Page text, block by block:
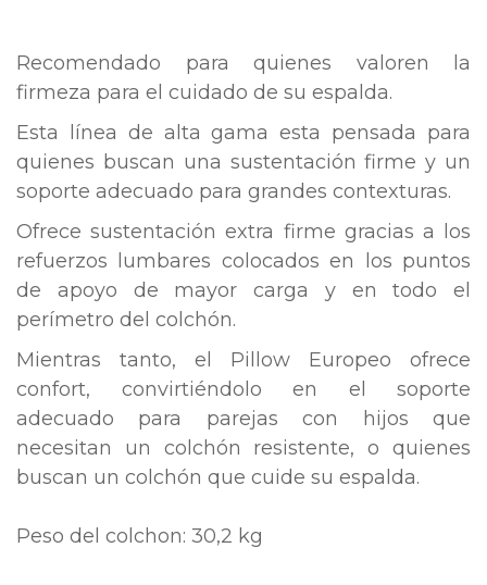
Recomendado para quienes valoren la
firmeza para el cuidado de su espalda.
Esta línea de alta gama esta pensada para
quienes buscan una sustentación firme y un
soporte adecuado para grandes contexturas.
Ofrece sustentación extra firme gracias a los
refuerzos lumbares colocados en los puntos
de apoyo de mayor carga y en todo el
perímetro del colchón.
Mientras tanto, el Pillow Europeo ofrece
confort, convirtiéndolo en el soporte
adecuado para parejas con hijos que
necesitan un colchón resistente, o quienes
buscan un colchón que cuide su espalda.
Peso del colchon: 30,2 kg